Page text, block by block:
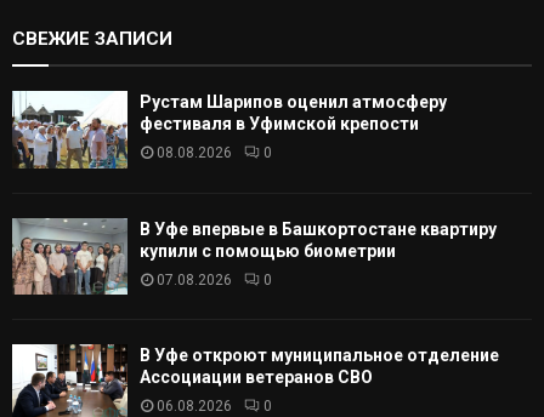
СВЕЖИЕ ЗАПИСИ
Рустам Шарипов оценил атмосферу
фестиваля в Уфимской крепости
08.08.2026 0
В Уфе впервые в Башкортостане квартиру
купили с помощью биометрии
07.08.2026 0
В Уфе откроют муниципальное отделение
Ассоциации ветеранов СВО
06.08.2026 0